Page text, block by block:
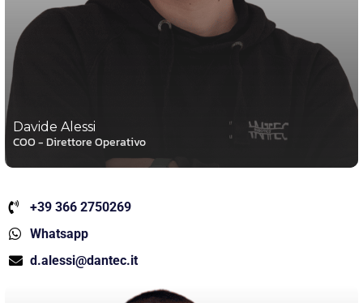
Davide Alessi
COO - Direttore Operativo
+39 366 2750269
Whatsapp
d.alessi@dantec.it